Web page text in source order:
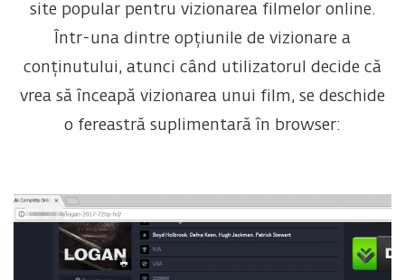
site popular pentru vizionarea filmelor online.
Într-una dintre opțiunile de vizionare a
conținutului, atunci când utilizatorul decide că
vrea să înceapă vizionarea unui film, se deschide
o fereastră suplimentară în browser: